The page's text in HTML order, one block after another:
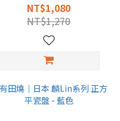
NT$1,080
NT$1,270